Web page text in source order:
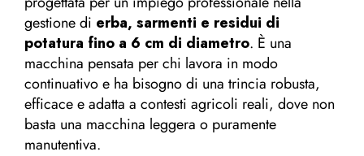
gestione di erba, sarmenti e residui di
potatura fino a 6 cm di diametro. È una
macchina pensata per chi lavora in modo
continuativo e ha bisogno di una trincia robusta,
efficace e adatta a contesti agricoli reali, dove non
basta una macchina leggera o puramente
manutentiva.